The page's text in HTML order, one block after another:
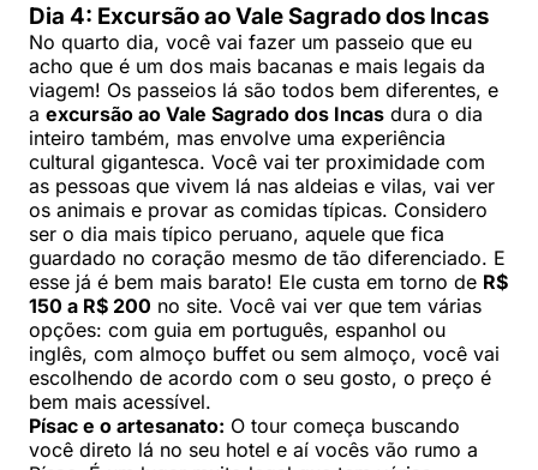
Dia 4: Excursão ao Vale Sagrado dos Incas
No quarto dia, você vai fazer um passeio que eu
acho que é um dos mais bacanas e mais legais da
viagem! Os passeios lá são todos bem diferentes, e
a excursão ao Vale Sagrado dos Incas dura o dia
inteiro também, mas envolve uma experiência
cultural gigantesca. Você vai ter proximidade com
as pessoas que vivem lá nas aldeias e vilas, vai ver
os animais e provar as comidas típicas. Considero
ser o dia mais típico peruano, aquele que fica
guardado no coração mesmo de tão diferenciado. E
esse já é bem mais barato! Ele custa em torno de R$
150 a R$ 200 no site. Você vai ver que tem várias
opções: com guia em português, espanhol ou
inglês, com almoço buffet ou sem almoço, você vai
escolhendo de acordo com o seu gosto, o preço é
bem mais acessível.
Písac e o artesanato: O tour começa buscando
você direto lá no seu hotel e aí vocês vão rumo a